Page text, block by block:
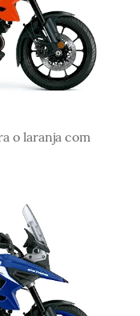
o laranja com